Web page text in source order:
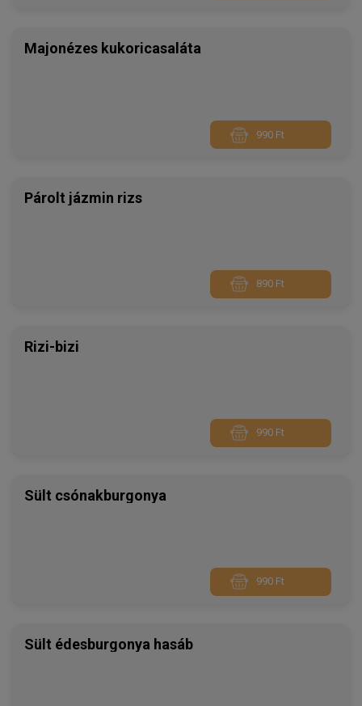
Majonézes kukoricasaláta
990 Ft
Párolt jázmin rizs
890 Ft
Rizi-bizi
990 Ft
Sült csónakburgonya
990 Ft
Sült édesburgonya hasáb